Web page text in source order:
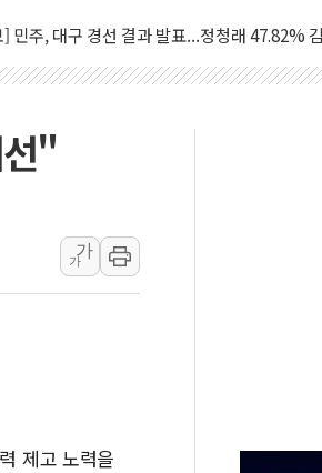
민주, 강원 경선 결과 발표...김민석 50.30%
CEO, SKT 장기고객 400명 맞이…"마음 잇
융, 명동 소상공인에 '행복상자' 전달
광복절 현수막 '태극기 거꾸로' 논란…이틀만
러스發 대형마트 판매, 역대 최대폭 감소한
병·이해민 의원, '정부 특사'로 콜롬비아 대통령
산사태 주의보' 울진 시간당 30mm 강한 비...
"
가
가
제고 노력을